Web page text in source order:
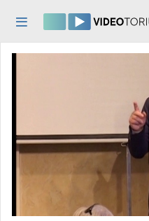
Kategóriák
Intézmények